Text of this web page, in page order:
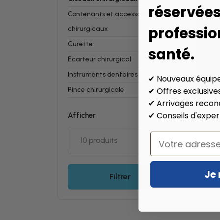
Contenants et accessoires
chirurgicaux
Curette
Écarteur chirurgical
Instruments dentaires
Pince chirurgicale
Afficher
Filtrer
santé.
✔ Nouveaux
✔ Offres
✔ Arrivages
✔ Conseils
Email
Je